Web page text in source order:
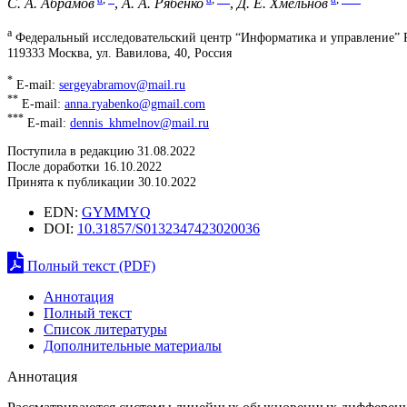
С. А. Абрамов , А. А. Рябенко , Д. Е. Хмельнов
a Федеральный исследовательский центр “Информатика и управление”
119333 Москва, ул. Вавилова, 40, Россия
* E-mail: sergeyabramov@mail.ru
** E-mail: anna.ryabenko@gmail.com
*** E-mail: dennis_khmelnov@mail.ru
Поступила в редакцию 31.08.2022
После доработки 16.10.2022
Принята к публикации 30.10.2022
EDN: GYMMYQ
DOI: 10.31857/S0132347423020036
Полный текст (PDF)
Аннотация
Полный текст
Список литературы
Дополнительные материалы
Аннотация